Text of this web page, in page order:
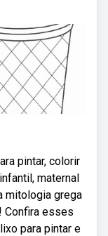
pintar, colorir
maternal
mitologia grega
Confira esses
para pintar e